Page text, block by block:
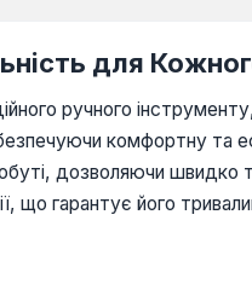
для
ручного
комфортну
дозволяючи
що гарантує його